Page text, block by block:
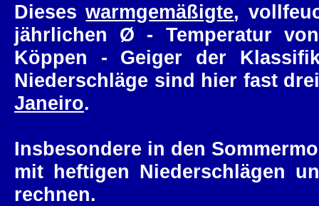
Dieseswarmgemäßigte,
jährlichen Ø - Temperatur
Köppen - Geiger der
Niederschläge sind hier fast
Janeiro.
Insbesondere in den
mit heftigen Niederschlägen
rechnen.